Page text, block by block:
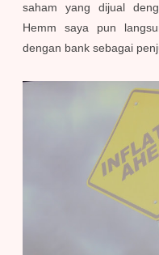
saham yang dijual
Hemm saya pun
dengan bank sebagai